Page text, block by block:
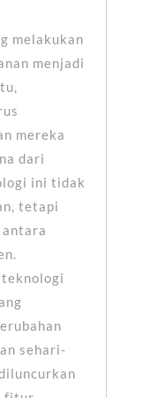
melakukan
menjadi
mereka
dari
ini tidak
tetapi
antara
sehari-